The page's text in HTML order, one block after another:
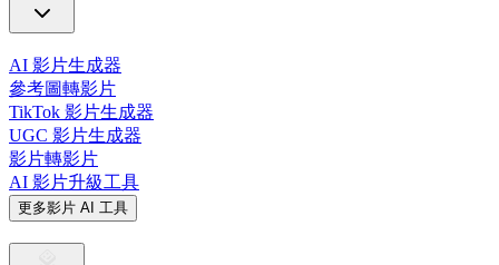
AI 影片生成器
參考圖轉影片
TikTok 影片生成器
UGC 影片生成器
影片轉影片
AI 影片升級工具
更多影片 AI 工具